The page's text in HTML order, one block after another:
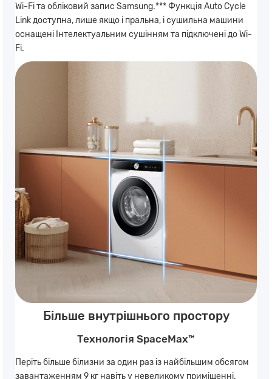
Wi-Fi та обліковий запис Samsung.*** Функція Auto Cycle
Link доступна, лише якщо і пральна, і сушильна машини
оснащені Інтелектуальним сушінням та підключені до Wi-
Fi.
Більше внутрішнього простору
Технологія SpaceMax™
Періть більше білизни за один раз із найбільшим обсягом
завантаженням 9 кг навіть у невеликому приміщенні.